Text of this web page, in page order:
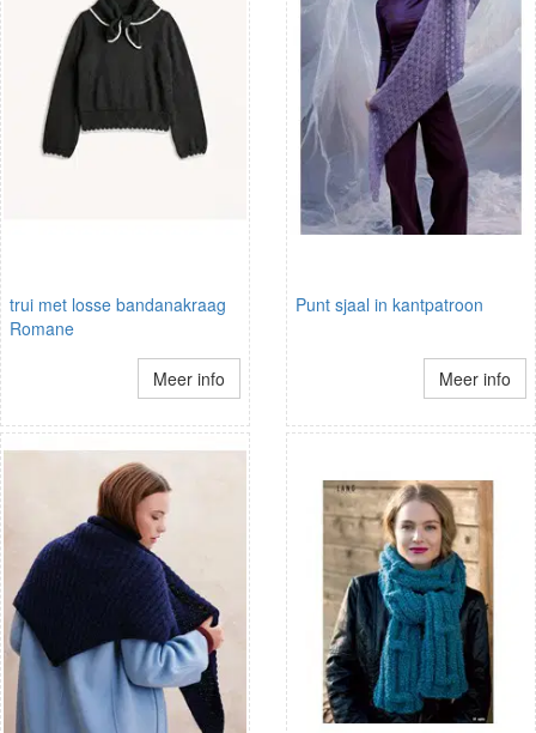
trui met losse bandanakraag
Romane
Meer info
Punt sjaal in kantpatroon
Meer info